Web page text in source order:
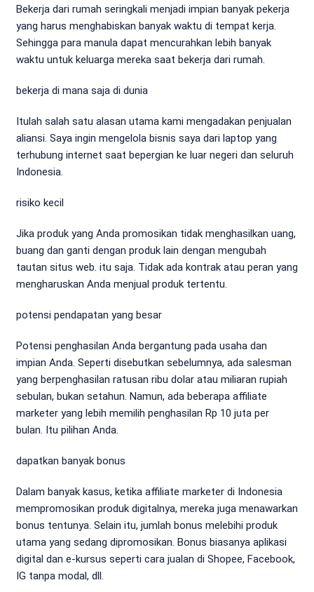
Bekerja dari rumah seringkali menjadi impian banyak pekerja
yang harus menghabiskan banyak waktu di tempat kerja.
Sehingga para manula dapat mencurahkan lebih banyak
waktu untuk keluarga mereka saat bekerja dari rumah.
bekerja di mana saja di dunia
Itulah salah satu alasan utama kami mengadakan penjualan
aliansi. Saya ingin mengelola bisnis saya dari laptop yang
terhubung internet saat bepergian ke luar negeri dan seluruh
Indonesia.
risiko kecil
Jika produk yang Anda promosikan tidak menghasilkan uang,
buang dan ganti dengan produk lain dengan mengubah
tautan situs web. itu saja. Tidak ada kontrak atau peran yang
mengharuskan Anda menjual produk tertentu.
potensi pendapatan yang besar
Potensi penghasilan Anda bergantung pada usaha dan
impian Anda. Seperti disebutkan sebelumnya, ada salesman
yang berpenghasilan ratusan ribu dolar atau miliaran rupiah
sebulan, bukan setahun. Namun, ada beberapa affiliate
marketer yang lebih memilih penghasilan Rp 10 juta per
bulan. Itu pilihan Anda.
dapatkan banyak bonus
Dalam banyak kasus, ketika affiliate marketer di Indonesia
mempromosikan produk digitalnya, mereka juga menawarkan
bonus tentunya. Selain itu, jumlah bonus melebihi produk
utama yang sedang dipromosikan. Bonus biasanya aplikasi
digital dan e-kursus seperti cara jualan di Shopee, Facebook,
IG tanpa modal, dll.